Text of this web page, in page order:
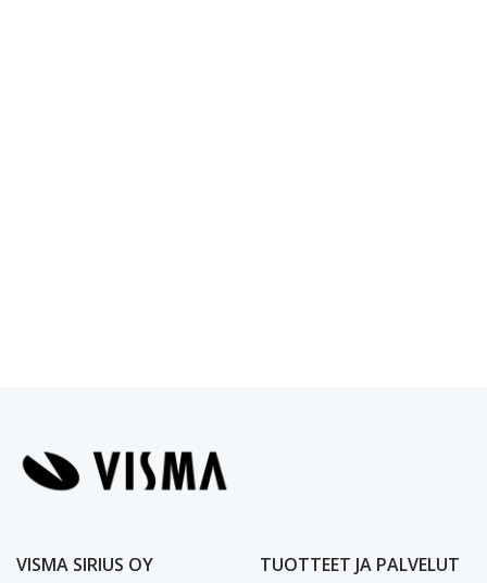
VISMA SIRIUS OY
TUOTTEET JA PALVELUT